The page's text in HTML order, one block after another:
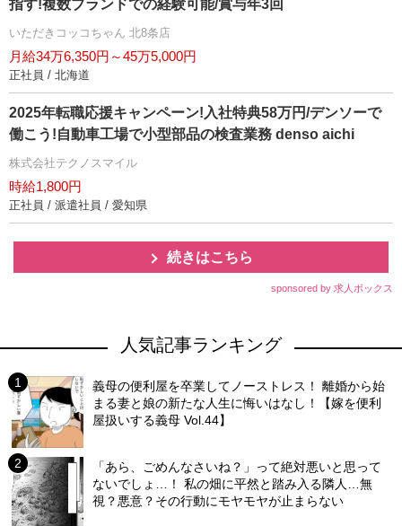
指す!複数ブランドでの経験可能/賞与年3回
いただきコッコちゃん 北8条店
月給34万6,350円～45万5,000円
正社員 / 北海道
2025年転職応援キャンペーン!入社特典58万円/デンソーで
働こう!自動車工場で小型部品の検査業務 denso aichi
株式会社テクノスマイル
時給1,800円
正社員 / 派遣社員 / 愛知県
続きはこちら
sponsored by 求人ボックス
人気記事ランキング
義母の便利屋を卒業してノーストレス！ 離婚から始
まる妻と娘の新たな人生に悔いはなし！【嫁を便利
屋扱いする義母 Vol.44】
「あら、ごめんなさいね？」って絶対悪いと思って
ないでしょ…！ 私の畑に平然と踏み入る隣人…無
視？悪意？その行動にモヤモヤが止まらない